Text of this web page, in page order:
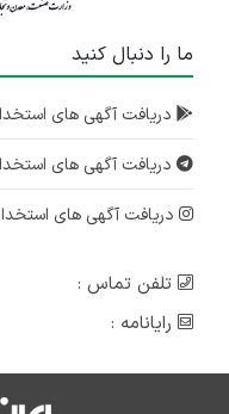
۲ سال پیش
استخدام
تهران
ما را دنبال کنید
دریافت آگهی های
دریافت آگهی های
دریافت آگهی های
تلفن تماس :
رایانامه :